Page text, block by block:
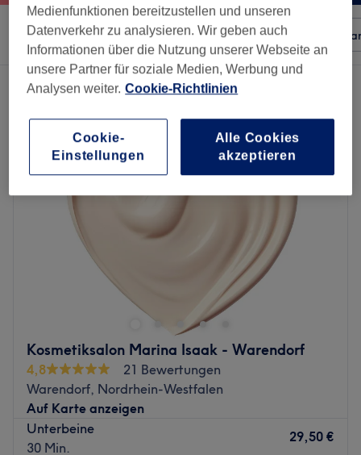
Sortieren nach Beliebiger Preis Besonderheiten
Ein Salon, der anbietet:
damen waxing - beine in Warendorf, Nordrhein-Westfalen
Kosmetiksalon Marina Isaak - Warendorf
4,8
21 Bewertungen
Warendorf, Nordrhein-Westfalen
Auf Karte anzeigen
Unterbeine
30 Min.
29,50 €
Medienfunktionen bereitzustellen und unseren
Datenverkehr zu analysieren. Wir geben auch
Informationen über die Nutzung unserer Webseite an
unsere Partner für soziale Medien, Werbung und
Analysen weiter. Cookie-Richtlinien
Cookie-
Einstellungen
Alle Cookies
akzeptieren